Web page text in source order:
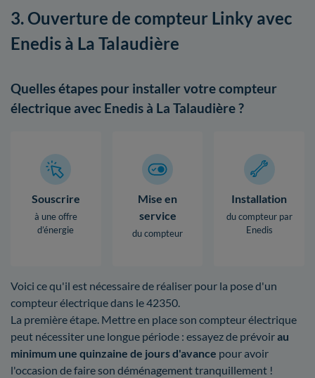
3. Ouverture de compteur Linky avec
Enedis à La Talaudière
Quelles étapes pour installer votre compteur
électrique avec Enedis à La Talaudière ?
Souscrire
à une offre
d’énergie
Mise en
service
du compteur
Installation
du compteur par
Enedis
Voici ce qu'il est nécessaire de réaliser pour la pose d'un
compteur électrique dans le 42350.
La première étape. Mettre en place son compteur électrique
peut nécessiter une longue période : essayez de prévoirau
minimum une quinzaine de jours d'avance pour avoir
l'occasion de faire son déménagement tranquillement !